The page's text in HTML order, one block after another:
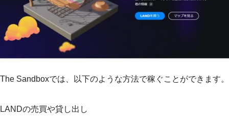
The Sandboxでは、以下のような方法で稼ぐことができます。
LANDの売買や貸し出し